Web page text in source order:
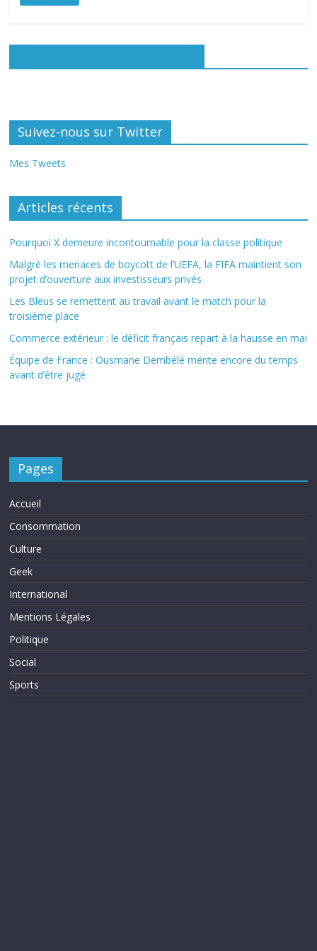
Suivez-nous sur Twitter
Mes Tweets
Articles récents
Pourquoi X demeure incontournable pour la classe politique
Malgré les menaces de boycott de l’UEFA, la FIFA maintient son
projet d’ouverture aux investisseurs privés
Les Bleus se remettent au travail avant le match pour la
troisième place
Commerce extérieur : le déficit français repart à la hausse en mai
Équipe de France : Ousmane Dembélé mérite encore du temps
avant d’être jugé
Pages
Accueil
Consommation
Culture
Geek
International
Mentions Légales
Politique
Social
Sports